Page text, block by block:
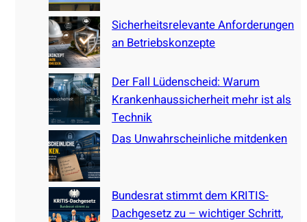
Sicherheitsrelevante Anforderungen
an Betriebskonzepte
Der Fall Lüdenscheid: Warum
Krankenhaussicherheit mehr ist als
Technik
Das Unwahrscheinliche mitdenken
Bundesrat stimmt dem KRITIS-
Dachgesetz zu – wichtiger Schritt,